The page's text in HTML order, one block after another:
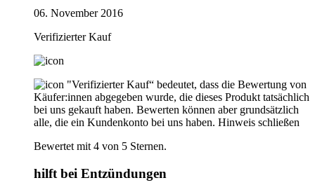
06. November 2016
Verifizierter Kauf
"Verifizierter Kauf“ bedeutet, dass die Bewertung von
Käufer:innen abgegeben wurde, die dieses Produkt tatsächlich
bei uns gekauft haben. Bewerten können aber grundsätzlich
alle, die ein Kundenkonto bei uns haben. Hinweis schließen
Bewertet mit 4 von 5 Sternen.
hilft bei Entzündungen